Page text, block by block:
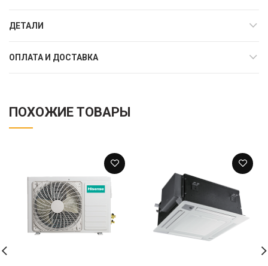
ДЕТАЛИ
ОПЛАТА И ДОСТАВКА
ПОХОЖИЕ ТОВАРЫ